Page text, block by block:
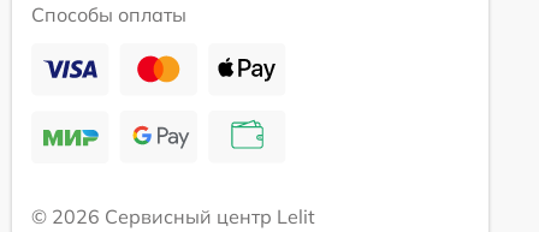
Способы оплаты
© 2026 Сервисный центр Lelit